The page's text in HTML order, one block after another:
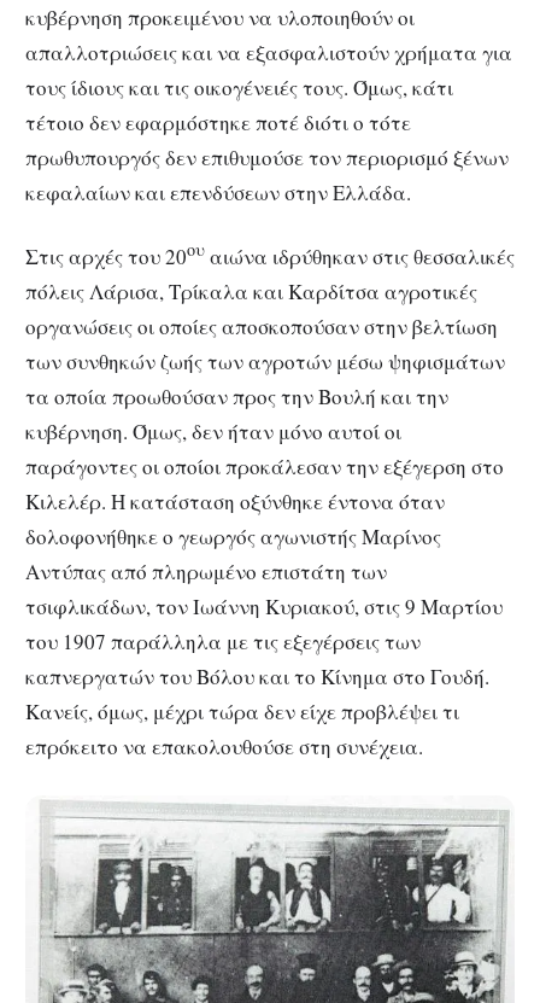
κυβέρνηση προκειμένου να υλοποιηθούν οι
απαλλοτριώσεις και να εξασφαλιστούν χρήματα για
τους ίδιους και τις οικογένειές τους. Όμως, κάτι
τέτοιο δεν εφαρμόστηκε ποτέ διότι ο τότε
πρωθυπουργός δεν επιθυμούσε τον περιορισμό ξένων
κεφαλαίων και επενδύσεων στην Ελλάδα.
Στις αρχές του 20ου αιώνα ιδρύθηκαν στις θεσσαλικές
πόλεις Λάρισα, Τρίκαλα και Καρδίτσα αγροτικές
οργανώσεις οι οποίες αποσκοπούσαν στην βελτίωση
των συνθηκών ζωής των αγροτών μέσω ψηφισμάτων
τα οποία προωθούσαν προς την Βουλή και την
κυβέρνηση. Όμως, δεν ήταν μόνο αυτοί οι
παράγοντες οι οποίοι προκάλεσαν την εξέγερση στο
Κιλελέρ. Η κατάσταση οξύνθηκε έντονα όταν
δολοφονήθηκε ο γεωργός αγωνιστής Μαρίνος
Αντύπας από πληρωμένο επιστάτη των
τσιφλικάδων, τον Ιωάννη Κυριακού, στις 9 Μαρτίου
του 1907 παράλληλα με τις εξεγέρσεις των
καπνεργατών του Βόλου και το Κίνημα στο Γουδή.
Κανείς, όμως, μέχρι τώρα δεν είχε προβλέψει τι
επρόκειτο να επακολουθούσε στη συνέχεια.